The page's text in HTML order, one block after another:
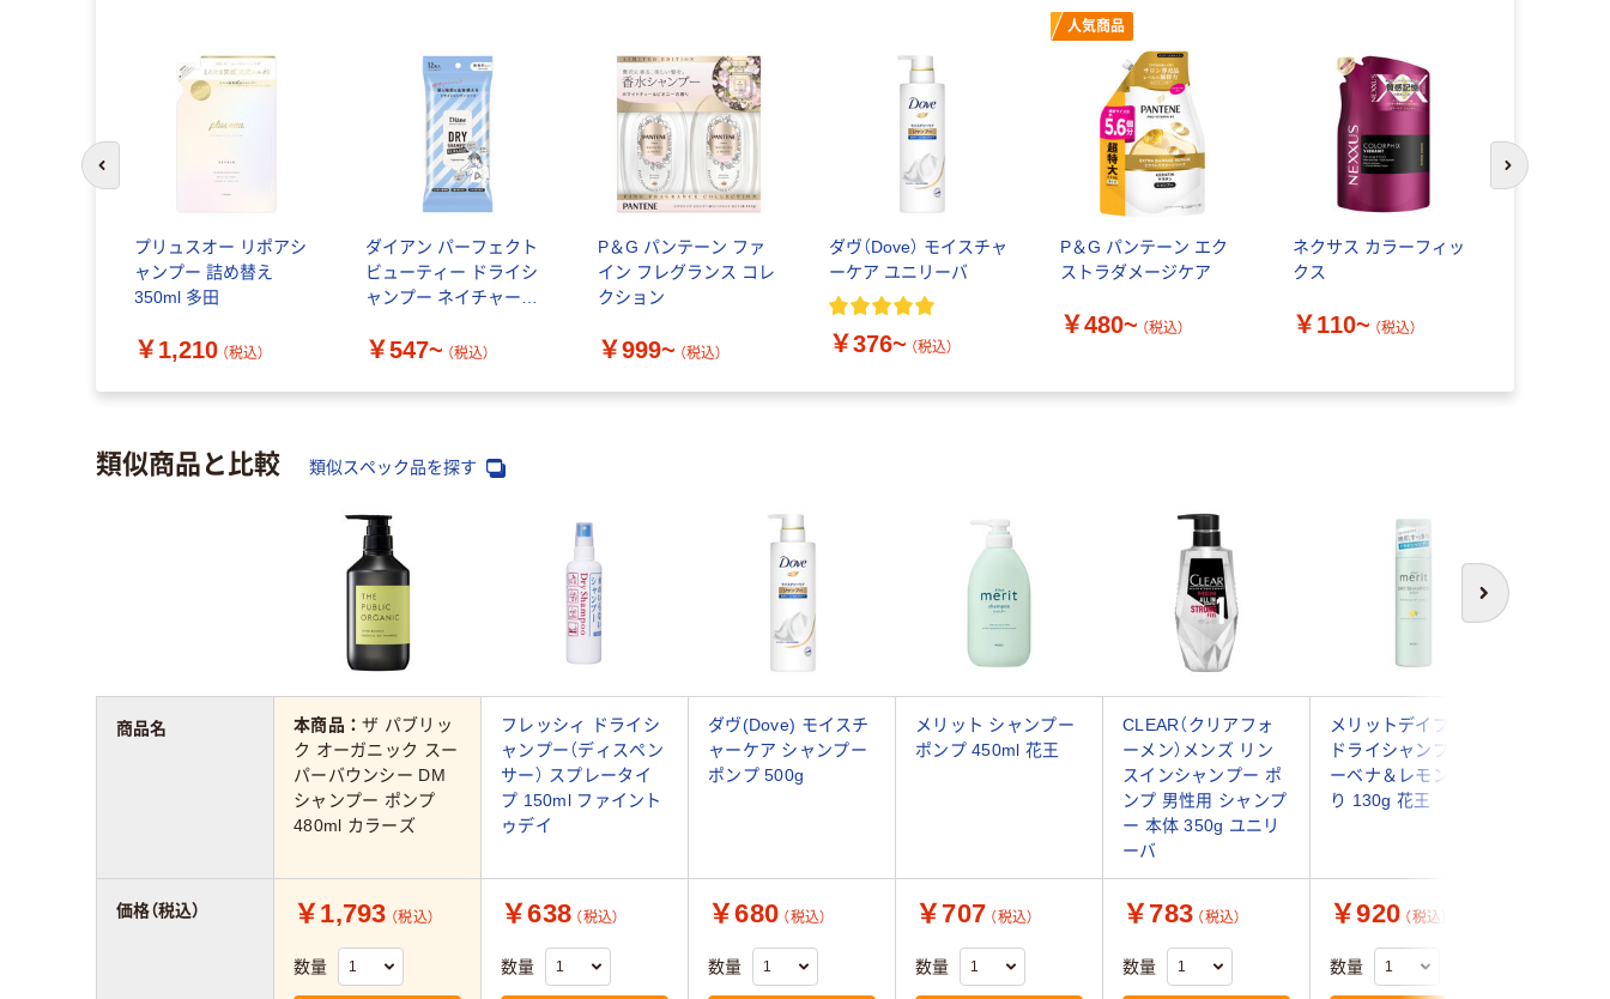
プリュスオー リポアシ
ャンプー 詰め替え
350ml 多田
￥1,210 （税込）
ダイアン パーフェクト
ビューティー ドライシ
ャンプー ネイチャーラ
￥547~ （税込）
P＆G パンテーン ファ
イン フレグランス コレ
クション
￥999~ （税込）
ダヴ（Dove） モイスチャ
ーケア ユニリーバ
￥376~ （税込）
人気商品
P＆G パンテーン エク
ストラダメージケア
￥480~ （税込）
ネクサス カラーフィッ
クス
￥110~ （税込）
次のスライド
類似商品と比較 類似スペック品を探す
次へ
本商品：ザ パブリッ
ク オーガニック スー
パーバウンシー DM
シャンプー ポンプ
480ml カラーズ
フレッシィ ドライシ
ャンプー（ディスペン
サー） スプレータイ
プ 150ml ファイント
ゥデイ
ダヴ(Dove) モイスチ
ャーケア シャンプー
ポンプ 500g
メリット シャンプー
ポンプ 450ml 花王
CLEAR（クリアフォ
ーメン）メンズ リン
スインシャンプー ポ
ンプ 男性用 シャンプ
ー 本体 350g ユニリ
ーバ
メリットデイプラス
ドライシャンプー バ
ーベナ＆レモンの香
り 130g 花王
￥1,793 （税込）
数量
￥638 （税込）
数量
￥680 （税込）
数量
￥707 （税込）
数量
￥783 （税込）
数量
￥920 （税込）
数量
商品名
価格（税込）